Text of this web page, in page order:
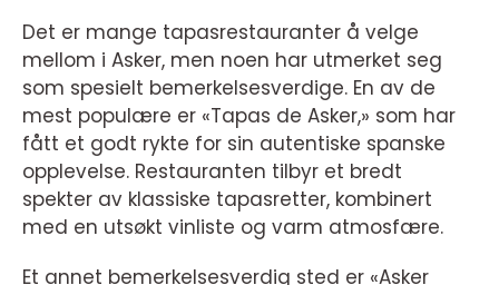
Det er mange tapasrestauranter å velge
mellom i Asker, men noen har utmerket seg
som spesielt bemerkelsesverdige. En av de
mest populære er «Tapas de Asker,» som har
fått et godt rykte for sin autentiske spanske
opplevelse. Restauranten tilbyr et bredt
spekter av klassiske tapasretter, kombinert
med en utsøkt vinliste og varm atmosfære.
Et annet bemerkelsesverdig sted er «Asker